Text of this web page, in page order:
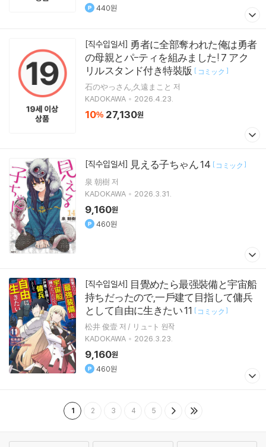
440원
[직수입일서]
の母親とパ-ティを組みました! 7 アク
リルスタンド付き特裝版 [ コミック ]
石のやっさん,久遠まこと 저
KADOKAWA
2026.4.23.
10% 27,130원
[직수입일서] 見える子ちゃん 14 [ コミック ]
泉 朝樹 저
KADOKAWA
2026.3.31.
9,160원
460원
[직수입일서]
持ちだったので,一戶建て目指して傭兵
として自由に生きたい 11 [ コミック ]
松井 俊壹 저 / リュ-ト 원작
KADOKAWA
2026.3.23.
9,160원
460원
1 2 3 4 5